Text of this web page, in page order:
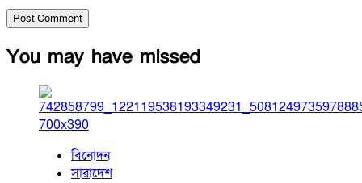
You may have missed
বিনোদন
সারাদেশ